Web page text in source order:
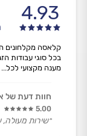
4.93
בכל סוגי עבודות
מענה מקצועי לכל...
חוות דעת של
5.00
״שירות